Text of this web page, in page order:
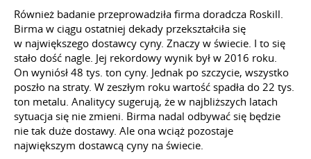
Również badanie przeprowadziła firma doradcza Roskill.
Birma w ciągu ostatniej dekady przekształciła się
w największego dostawcy cyny. Znaczy w świecie. I to się
stało dość nagle. Jej rekordowy wynik był w 2016 roku.
On wyniósł 48 tys. ton cyny. Jednak po szczycie, wszystko
poszło na straty. W zeszłym roku wartość spadła do 22 tys.
ton metalu. Analitycy sugerują, że w najbliższych latach
sytuacja się nie zmieni. Birma nadal odbywać się będzie
nie tak duże dostawy. Ale ona wciąż pozostaje
największym dostawcą cyny na świecie.